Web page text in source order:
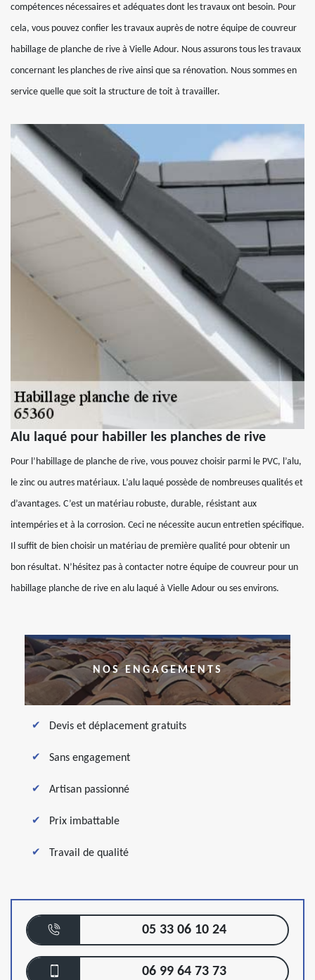
compétences nécessaires et adéquates dont les travaux ont besoin. Pour
cela, vous pouvez confier les travaux auprès de notre équipe de couvreur
habillage de planche de rive à Vielle Adour. Nous assurons tous les travaux
concernant les planches de rive ainsi que sa rénovation. Nous sommes en
service quelle que soit la structure de toit à travailler.
Alu laqué pour habiller les planches de rive
Pour l’habillage de planche de rive, vous pouvez choisir parmi le PVC, l’alu,
le zinc ou autres matériaux. L’alu laqué possède de nombreuses qualités et
d’avantages. C’est un matériau robuste, durable, résistant aux
intempéries et à la corrosion. Ceci ne nécessite aucun entretien spécifique.
Il suffit de bien choisir un matériau de première qualité pour obtenir un
bon résultat. N’hésitez pas à contacter notre équipe de couvreur pour un
habillage planche de rive en alu laqué à Vielle Adour ou ses environs.
NOS ENGAGEMENTS
Devis et déplacement gratuits
Sans engagement
Artisan passionné
Prix imbattable
Travail de qualité
05 33 06 10 24
06 99 64 73 73